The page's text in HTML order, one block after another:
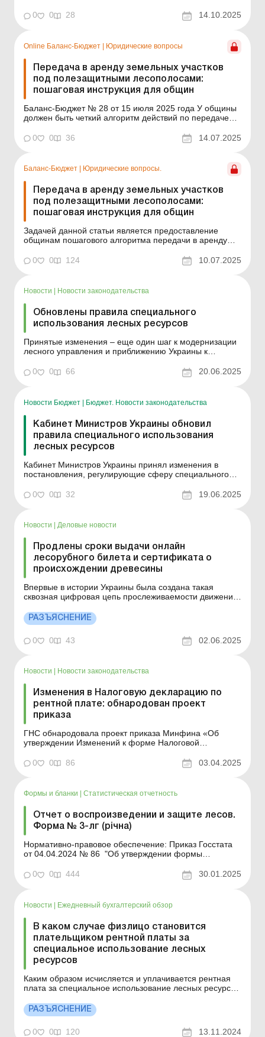
учета древесины – ТТН-лес и ее электронного
операциях? Утвержден пор...
0 0 28 14.10.2025
Online Баланс-Бюджет | Юридические вопросы
Передача в аренду земельных участков
под полезащитными лесополосами:
пошаговая инструкция для общин
Баланс-Бюджет № 28 от 15 июля 2025 года У общины
должен быть четкий алгоритм действий по передаче
полосами в аренду, если она не желает пойти иным
путем, например создать собственное коммунальное
пользование. ...
0 0 36 14.07.2025
Баланс-Бюджет Юридические вопросы.
Передача в аренду земельных участков
под полезащитными лесополосами:
пошаговая инструкция для общин
Задачей данной статьи является предоставление
общинам пошагового алгоритма передачи в аренду
лесополосами. У общины должен быть четкий
алгоритм действий по передаче земельных участков
она не желает пойти иным путе...
0 0 124 10.07.2025
Новости Новости законодательства
Обновлены правила специального
использования лесных ресурсов
Принятые изменения – еще один шаг к модернизации
лесного управления и приближению Украины к
природопользования. Кабмин принял изменения к
постановлениям, регулирующим сферу специального
разработаны с целью приведения н...
0 0 66 20.06.2025
Новости Бюджет | Бюджет. Новости законодательства
Кабинет Министров Украины обновил
правила специального использования
лесных ресурсов
Кабинет Министров Украины принял изменения в
постановления, регулирующие сферу специального
разработаны с целью приведения нормативно-
правовых актов в соответствие с законами Украины «О
акты Украины о защит...
0 0 32 19.06.2025
Новости | Деловые новости
Продлены сроки выдачи онлайн
лесорубного билета и сертификата о
происхождении древесины
Впервые в истории Украины была создана такая
сквозная цифровая цепь прослеживаемости движения
Учет лесопродукции в бухгалтерии лесохозяйственного
предприятия Правительство продлило срок действия
соответствующего экспериментального проекта – д...
РАЗЪЯСНЕНИЕ
0 0 43 02.06.2025
Новости Новости законодательства
Изменения в Налоговую декларацию по
рентной плате: обнародован проект
приказа
ГНС обнародовала проект приказа Минфина «Об
утверждении Изменений к форме Налоговой
приказа). Документ разработан с целью выполнения:
решения Счетной палаты от 23.11.2023 № 28-1 «О
0 0 86 03.04.2025
Формы и бланки Статистическая отчетность
Отчет о воспроизведении и защите лесов.
Форма № 3-лг (річна)
Нормативно-правовое обеспечение: Приказ Госстата
от 04.04.2024 № 86 "Об утверждении формы
(річна) "Отчет о воспроизведении и защите лесов""
0 0 444 30.01.2025
Новости | Ежедневный бухгалтерский обзор
В каком случае физлицо становится
плательщиком рентной платы за
специальное использование лесных
ресурсов
Каким образом исчисляется и уплачивается рентная
плата за специальное использование лесных ресурсов
является СХ, и использует полезные свойства лесов
для культурно-оздоровительных, рекреационных целей
на основании заключенного договора долгосрочного...
РАЗЪЯСНЕНИЕ
0 0 120 13.11.2024